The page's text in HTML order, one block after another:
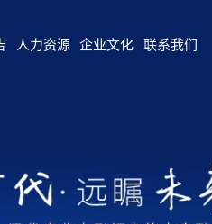
人力资源 企业文化 联系我们